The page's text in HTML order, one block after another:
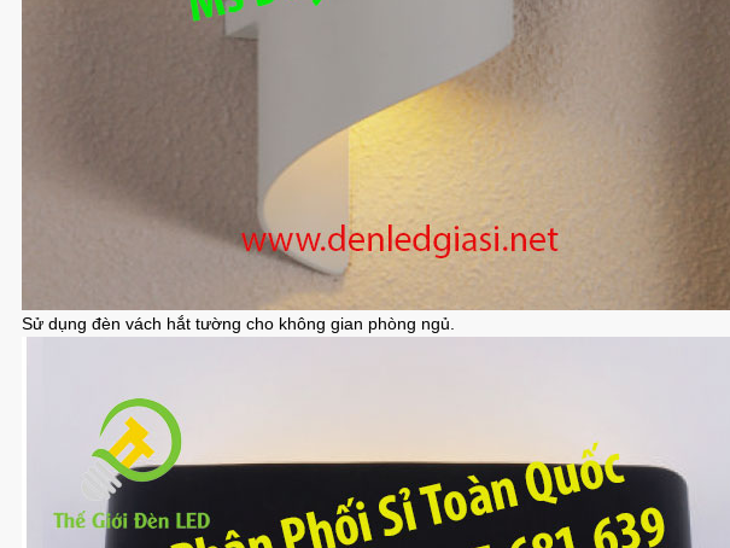
Sử dụng đèn vách hắt tường cho không gian phòng ngủ.